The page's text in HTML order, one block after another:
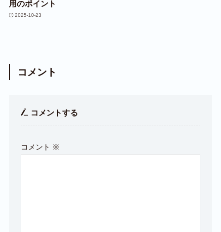
用のポイント
2025-10-23
コメント
コメントする
コメント ※